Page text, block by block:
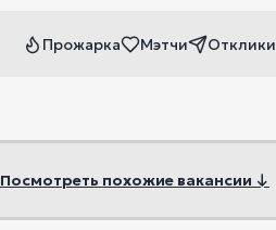
Прожарка Мэтчи Отклики
Посмотреть похожие вакансии ↓